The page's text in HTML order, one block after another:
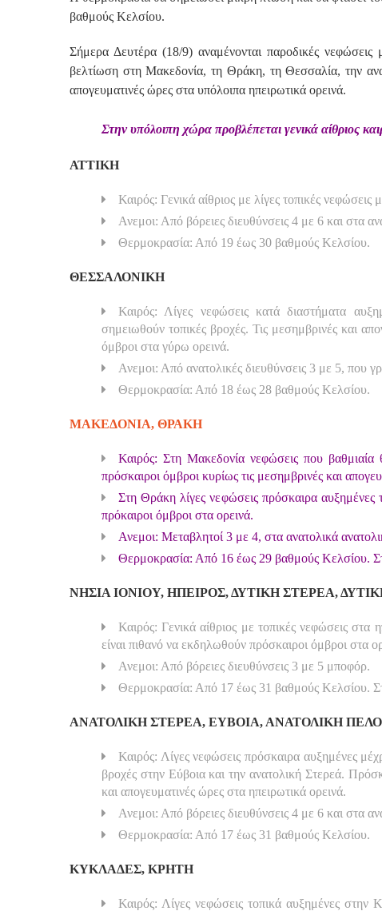
βαθμούς Κελσίου.
Σήμερα Δευτέρα (18/9) αναμένονται παροδικές
βελτίωση στη Μακεδονία, τη Θράκη, τη Θεσσαλία, την
απογευματινές ώρες στα υπόλοιπα ηπειρωτικά ορεινά.
Στην υπόλοιπη χώρα προβλέπεται γενικά αίθριος
ΑΤΤΙΚΗ
Καιρός: Γενικά αίθριος με λίγες τοπικές νεφώσεις
Ανεμοι: Από βόρειες διευθύνσεις 4 με 6 και στα
Θερμοκρασία: Από 19 έως 30 βαθμούς Κελσίου.
ΘΕΣΣΑΛΟΝΙΚΗ
Καιρός: Λίγες νεφώσεις κατά διαστήματα
σημειωθούν τοπικές βροχές. Τις μεσημβρινές και
όμβροι στα γύρω ορεινά.
Ανεμοι: Από ανατολικές διευθύνσεις 3 με 5, που
Θερμοκρασία: Από 18 έως 28 βαθμούς Κελσίου.
ΜΑΚΕΔΟΝΙΑ, ΘΡΑΚΗ
Καιρός: Στη Μακεδονία νεφώσεις που
πρόσκαιροι όμβροι κυρίως τις μεσημβρινές και
Στη Θράκη λίγες νεφώσεις πρόσκαιρα αυξημένες
πρόκαιροι όμβροι στα ορεινά.
Ανεμοι: Μεταβλητοί 3 με 4, στα ανατολικά
Θερμοκρασία: Από 16 έως 29 βαθμούς Κελσίου.
ΝΗΣΙΑ ΙΟΝΙΟΥ, ΗΠΕΙΡΟΣ, ΔΥΤΙΚΗ ΣΤΕΡΕΑ,
Καιρός: Γενικά αίθριος με τοπικές νεφώσεις στα
είναι πιθανό να εκδηλωθούν πρόσκαιροι όμβροι στα
Ανεμοι: Από βόρειες διευθύνσεις 3 με 5 μποφόρ.
Θερμοκρασία: Από 17 έως 31 βαθμούς Κελσίου.
ΑΝΑΤΟΛΙΚΗ ΣΤΕΡΕΑ, ΕΥΒΟΙΑ, ΑΝΑΤΟΛΙΚΗ
Καιρός: Λίγες νεφώσεις πρόσκαιρα αυξημένες
βροχές στην Εύβοια και την ανατολική Στερεά.
και απογευματινές ώρες στα ηπειρωτικά ορεινά.
Ανεμοι: Από βόρειες διευθύνσεις 4 με 6 και στα
Θερμοκρασία: Από 17 έως 31 βαθμούς Κελσίου.
ΚΥΚΛΑΔΕΣ, ΚΡΗΤΗ
Καιρός: Λίγες νεφώσεις τοπικά αυξημένες στην